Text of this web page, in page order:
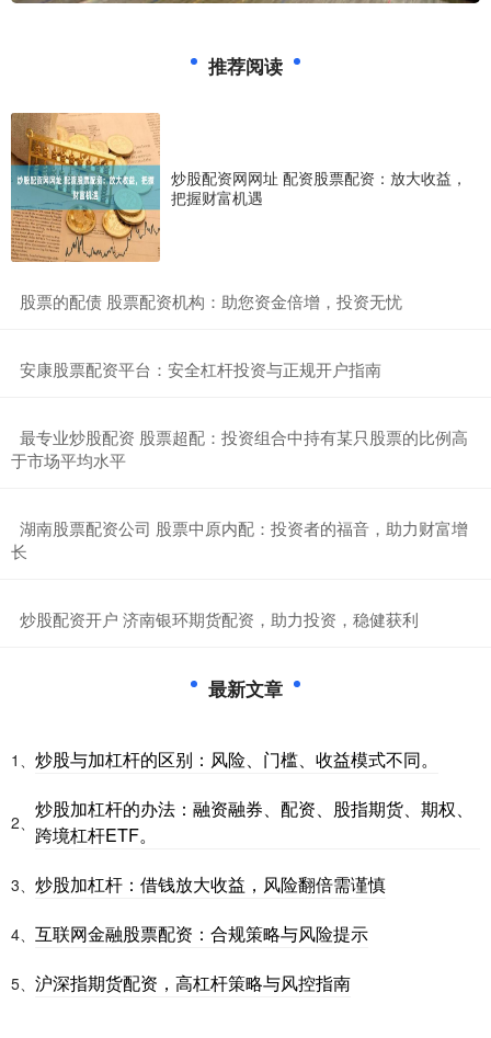
推荐阅读
炒股配资网网址 配资股票配资：放大收益，
把握财富机遇
​股票的配债 股票配资机构：助您资金倍增，投资无忧
​安康股票配资平台：安全杠杆投资与正规开户指南
​最专业炒股配资 股票超配：投资组合中持有某只股票的比例高
于市场平均水平
​湖南股票配资公司 股票中原内配：投资者的福音，助力财富增
长
​炒股配资开户 济南银环期货配资，助力投资，稳健获利
最新文章
1、 炒股与加杠杆的区别：风险、门槛、收益模式不同。
2、
炒股加杠杆的办法：融资融券、配资、股指期货、期权、
跨境杠杆ETF。
3、 炒股加杠杆：借钱放大收益，风险翻倍需谨慎
4、 互联网金融股票配资：合规策略与风险提示
5、 沪深指期货配资，高杠杆策略与风控指南